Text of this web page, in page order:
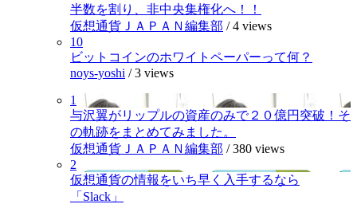
半数を割り、非中央集権化へ！！
仮想通貨ＪＡＰＡＮ編集部 /4 views
10
ビットコインのホワイトペーパーって何？
noys-yoshi /3 views
1
与沢翼がリップルの資産のみで２０億円突破！そ
の軌跡をまとめてみました。
仮想通貨ＪＡＰＡＮ編集部 /380 views
2
仮想通貨の情報をいち早く入手するなら
「Slack」